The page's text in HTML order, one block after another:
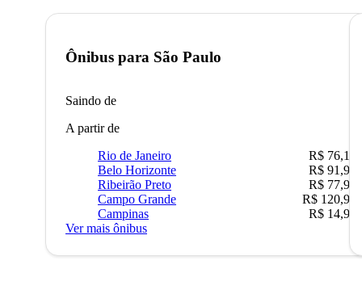
Ônibus para São Paulo
Saindo de
A partir de
Rio de Janeiro
R$ 76,10
Belo Horizonte
R$ 91,90
Ribeirão Preto
R$ 77,90
Campo Grande
R$ 120,90
Campinas
R$ 14,90
Ver mais ônibus